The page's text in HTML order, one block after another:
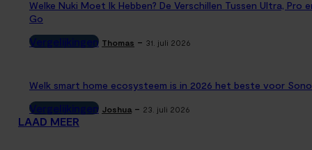
Welke Nuki Moet Ik Hebben? De Verschillen Tussen Ultra, Pro
Go
Vergelijkingen Thomas - 31. juli 2026
Welk smart home ecosysteem is in 2026 het beste voor
Vergelijkingen Joshua - 23. juli 2026
LAAD MEER